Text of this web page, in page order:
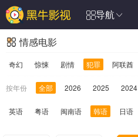
导航
情感电影
奇幻 惊悚 剧情 犯罪 阿联酋
按年份 全部 2026 2025 2024
英语 粤语 闽南语 韩语 日语